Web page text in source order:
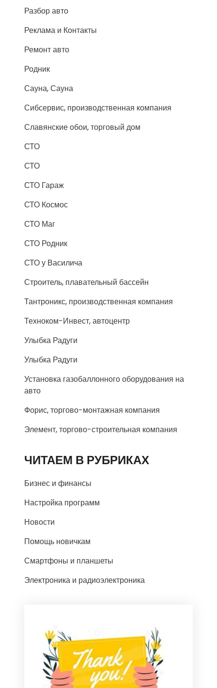
Разбор авто
Реклама и Контакты
Ремонт авто
Родник
Сауна, Сауна
Сибсервис, производственная компания
Славянские обои, торговый дом
СТО
СТО
СТО Гараж
СТО Космос
СТО Маг
СТО Родник
СТО у Василича
Строитель, плавательный бассейн
Тантроникс, производственная компания
Техноком-Инвест, автоцентр
Улыбка Радуги
Улыбка Радуги
Установка газобаллонного оборудования на
авто
Форис, торгово-монтажная компания
Элемент, торгово-строительная компания
ЧИТАЕМ В РУБРИКАХ
Бизнес и финансы
Настройка программ
Новости
Помощь новичкам
Смартфоны и планшеты
Электроника и радиоэлектроника